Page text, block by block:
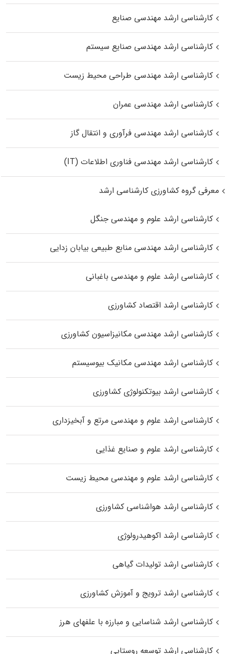
کارشناسی ارشد مهندسی صنایع
کارشناسی ارشد مهندسی صنایع سیستم
کارشناسی ارشد مهندسی طراحی محیط زیست
کارشناسی ارشد مهندسی عمران
کارشناسی ارشد مهندسی فرآوری و انتقال گاز
کارشناسی ارشد مهندسی فناوری اطلاعات (IT)
معرفی گروه کشاورزی کارشناسی ارشد
کارشناسی ارشد علوم و مهندسی جنگل
کارشناسی ارشد مهندسی منابع طبیعی بیابان زدایی
کارشناسی ارشد علوم و مهندسی باغبانی
کارشناسی ارشد اقتصاد کشاورزی
کارشناسی ارشد مهندسی مکانیزاسیون کشاورزی
کارشناسی ارشد مهندسی مکانیک بیوسیستم
کارشناسی ارشد بیوتکنولوژی کشاورزی
کارشناسی ارشد علوم و مهندسی مرتع و آبخیزداری
کارشناسی ارشد علوم و صنایع غذایی
کارشناسی ارشد علوم و مهندسی محیط زیست
کارشناسی ارشد هواشناسی کشاورزی
کارشناسی ارشد اکوهیدرولوژی
کارشناسی ارشد تولیدات گیاهی
کارشناسی ارشد ترویج و آموزش کشاورزی
کارشناسی ارشد شناسایی و مبارزه با علفهای هرز
کارشناسی ارشد توسعه روستایی